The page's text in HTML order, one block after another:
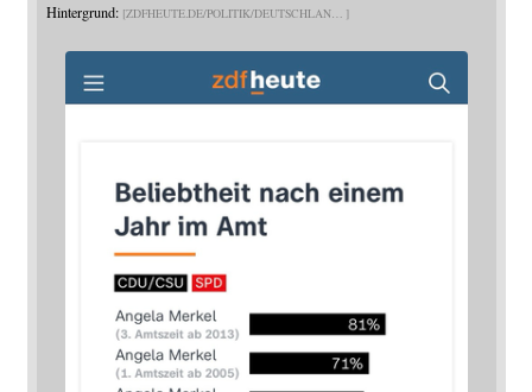
Hintergrund: ZDFHEUTE.DE/POLITIK/DEUTSCHLAN